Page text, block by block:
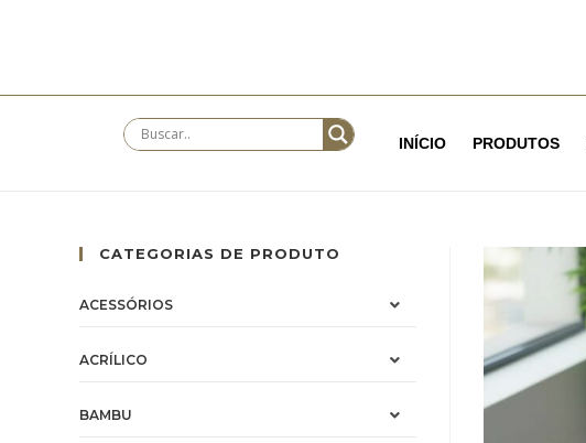
INÍCIO PRODUTOS
CATEGORIAS DE PRODUTO
ACESSÓRIOS
ACRÍLICO
BAMBU